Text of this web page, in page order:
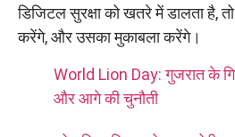
डिजिटल सुरक्षा को खतरे में डालता है,
करेंगे, और उसका मुकाबला करेंगे।
World Lion Day: गुजरात के
और आगे की चुनौती